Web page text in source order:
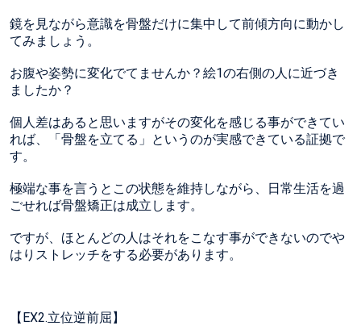
鏡を見ながら意識を骨盤だけに集中して前傾方向に動かし
てみましょう。
お腹や姿勢に変化でてませんか？絵1の右側の人に近づき
ましたか？
個人差はあると思いますがその変化を感じる事ができてい
れば、「骨盤を立てる」というのが実感できている証拠で
す。
極端な事を言うとこの状態を維持しながら、日常生活を過
ごせれば骨盤矯正は成立します。
ですが、ほとんどの人はそれをこなす事ができないのでや
はりストレッチをする必要があります。
【EX2.立位逆前屈】